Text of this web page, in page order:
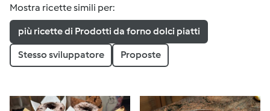
Mostra ricette simili per:
più ricette di Prodotti da forno dolci piatti
Stesso sviluppatore Proposte